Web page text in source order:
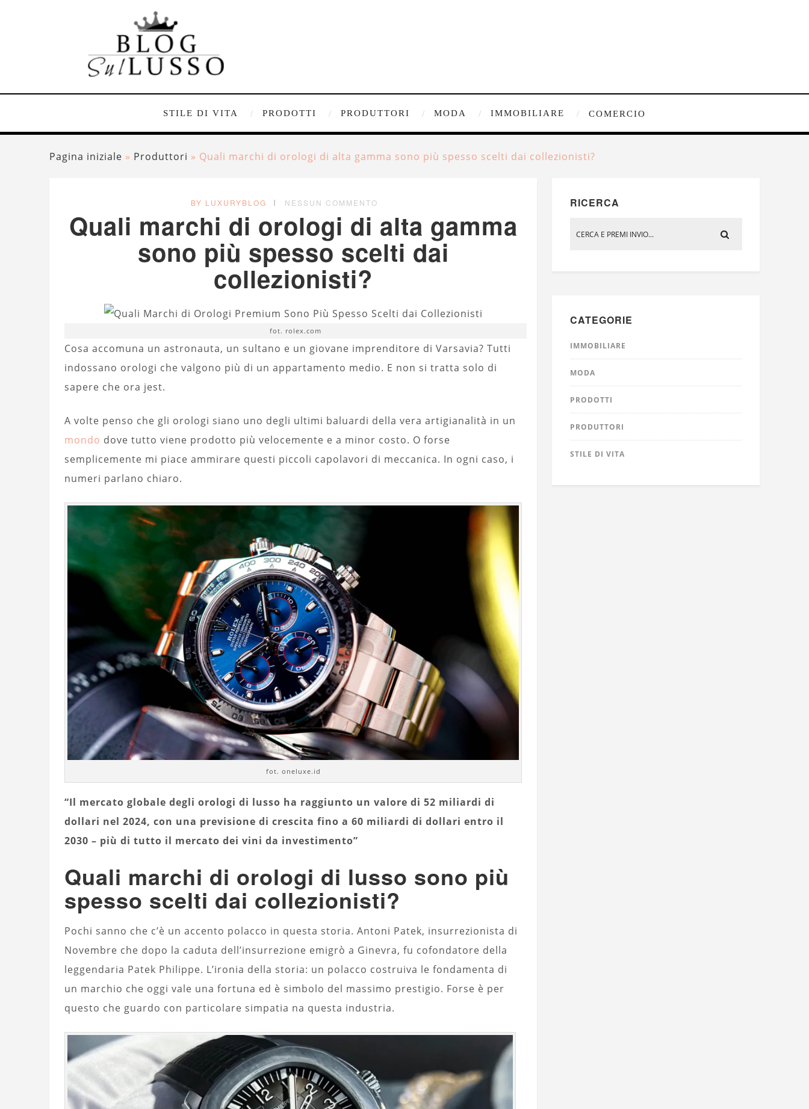
STILE DI VITA PRODOTTI PRODUTTORI MODA IMMOBILIARE COMERCIO
Pagina iniziale » Produttori » Quali marchi di orologi di alta gamma sono più spesso scelti dai collezionisti?
BY LUXURYBLOG NESSUN COMMENTO
Quali marchi di orologi di alta gamma
sono più spesso scelti dai
collezionisti?
fot. rolex.com
Cosa accomuna un astronauta, un sultano e un giovane imprenditore di Varsavia? Tutti
indossano orologi che valgono più di un appartamento medio. E non si tratta solo di
sapere che ora jest.
A volte penso che gli orologi siano uno degli ultimi baluardi della vera artigianalità in un
mondo dove tutto viene prodotto più velocemente e a minor costo. O forse
semplicemente mi piace ammirare questi piccoli capolavori di meccanica. In ogni caso, i
numeri parlano chiaro.
fot. oneluxe.id
“Il mercato globale degli orologi di lusso ha raggiunto un valore di 52 miliardi di
dollari nel 2024, con una previsione di crescita fino a 60 miliardi di dollari entro il
2030 – più di tutto il mercato dei vini da investimento”
Quali marchi di orologi di lusso sono più
spesso scelti dai collezionisti?
Pochi sanno che c’è un accento polacco in questa storia. Antoni Patek, insurrezionista di
Novembre che dopo la caduta dell’insurrezione emigrò a Ginevra, fu cofondatore della
leggendaria Patek Philippe. L’ironia della storia: un polacco costruiva le fondamenta di
un marchio che oggi vale una fortuna ed è simbolo del massimo prestigio. Forse è per
questo che guardo con particolare simpatia na questa industria.
RICERCA
CATEGORIE
IMMOBILIARE
MODA
PRODOTTI
PRODUTTORI
STILE DI VITA